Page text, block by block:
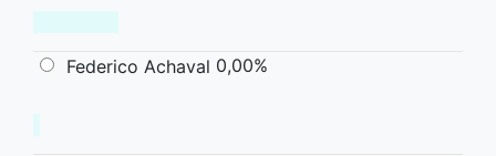
Federico Achaval 0,00%